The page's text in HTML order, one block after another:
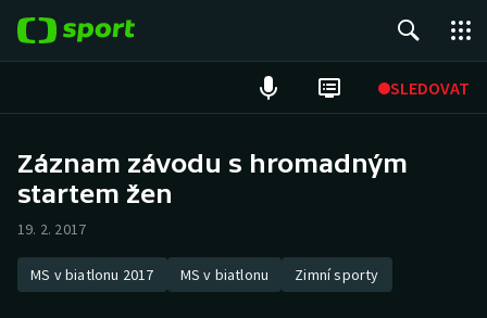
SLEDOVAT
Hokej
Atletika
Záznam závodu s hromadným
startem žen
19. 2. 2017
MS v biatlonu 2017 MS v biatlonu Zimní sporty